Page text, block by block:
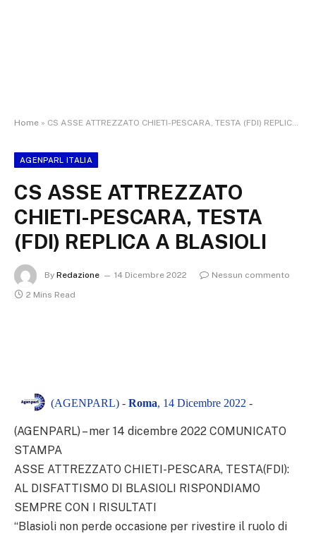
Home » CS ASSE ATTREZZATO CHIETI-PESCARA, TESTA (FDI) REPLICA A BLASIOLI
AGENPARL ITALIA
CS ASSE ATTREZZATO
CHIETI-PESCARA, TESTA
(FDI) REPLICA A BLASIOLI
By Redazione 14 Dicembre 2022
Nessun commento
2 Mins Read
(AGENPARL) - Roma, 14 Dicembre 2022 -
(AGENPARL) – mer 14 dicembre 2022 COMUNICATO
STAMPA
ASSE ATTREZZATO CHIETI-PESCARA, TESTA(FDI):
AL DISFATTISMO DI BLASIOLI RISPONDIAMO
SEMPRE CON I RISULTATI
“Blasioli non perde occasione per rivestire il ruolo di